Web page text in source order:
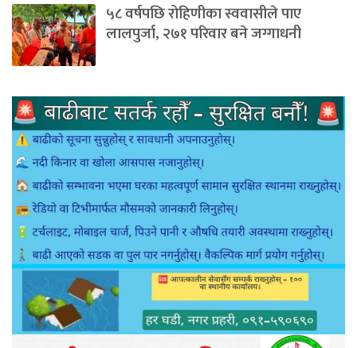
५८ वर्षपछि रोहिणीका स्ववासीले पाए
लालपुर्जा, २७१ परिवार बने जग्गाधनी